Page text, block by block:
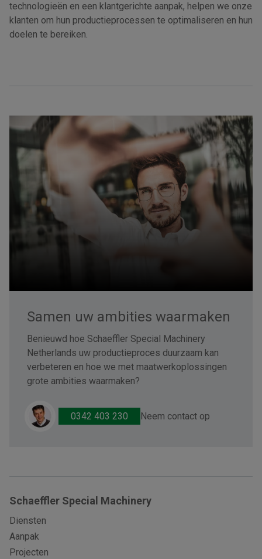
technologieën en een klantgerichte aanpak, helpen we onze
klanten om hun productieprocessen te optimaliseren en hun
doelen te bereiken.
Samen uw ambities waarmaken
Benieuwd hoe Schaeffler Special Machinery
Netherlands uw productieproces duurzaam kan
verbeteren en hoe we met maatwerkoplossingen
grote ambities waarmaken?
0342 403 230 Neem contact op
Schaeffler Special Machinery
Diensten
Aanpak
Projecten